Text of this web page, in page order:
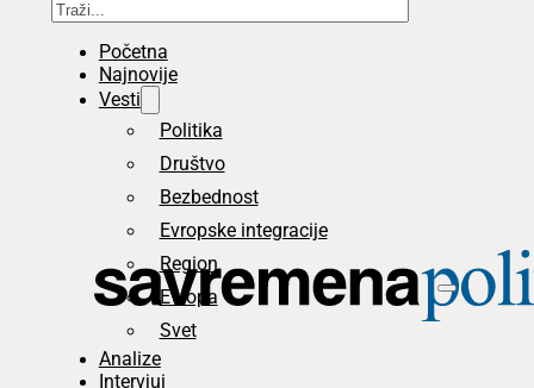
Početna
Najnovije
Vesti
Politika
Društvo
Bezbednost
Evropske integracije
Region
Evropa
Svet
Analize
Intervjui